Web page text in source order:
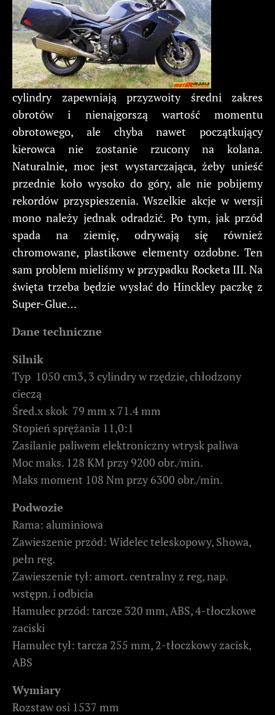
cylindry zapewniają przyzwoity średni zakres
obrotów i nienajgorszą wartość momentu
obrotowego, ale chyba nawet początkujący
kierowca nie zostanie rzucony na kolana.
Naturalnie, moc jest wystarczająca, żeby unieść
przednie koło wysoko do góry, ale nie pobijemy
rekordów przyspieszenia. Wszelkie akcje w wersji
mono należy jednak odradzić. Po tym, jak przód
spada na ziemię, odrywają się również
chromowane, plastikowe elementy ozdobne. Ten
sam problem mieliśmy w przypadku Rocketa III. Na
święta trzeba będzie wysłać do Hinckley paczkę z
Super-Glue…
Dane techniczne
Silnik
Typ 1050 cm3, 3 cylindry w rzędzie, chłodzony
cieczą
Śred.x skok 79 mm x 71.4 mm
Stopień sprężania 11,0:1
Zasilanie paliwem elektroniczny wtrysk paliwa
Moc maks. 128 KM przy 9200 obr./min.
Maks moment 108 Nm przy 6300 obr./min.
Podwozie
Rama: aluminiowa
Zawieszenie przód: Widelec teleskopowy, Showa,
pełn reg.
Zawieszenie tył: amort. centralny z reg, nap.
wstępn. i odbicia
Hamulec przód: tarcze 320 mm, ABS, 4-tłoczkowe
zaciski
Hamulec tył: tarcza 255 mm, 2-tłoczkowy zacisk,
ABS
Wymiary
Rozstaw osi 1537 mm